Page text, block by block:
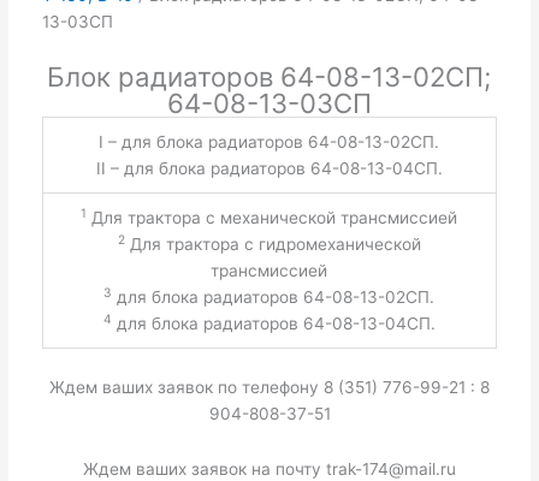
13-03СП
Блок радиаторов 64-08-13-02СП;
64-08-13-03СП
I – для блока радиаторов 64-08-13-02СП.
II – для блока радиаторов 64-08-13-04СП.
1 Для трактора с механической трансмиссией
2Для трактора с гидромеханической
трансмиссией
3 для блока радиаторов 64-08-13-02СП.
4 для блока радиаторов 64-08-13-04СП.
Ждем ваших заявок по телефону 8 (351) 776-99-21 : 8
904-808-37-51
Ждем ваших заявок на почту trak-174@mail.ru